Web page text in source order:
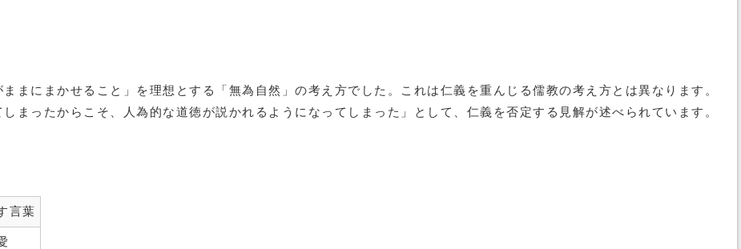
まにまかせること」を理想とする「無為自然」の考え方でした。これは仁義を重んじる儒教の考え方とは異なります。
まったからこそ、人為的な道徳が説かれるようになってしまった」として、仁義を否定する見解が述べられています。
言葉